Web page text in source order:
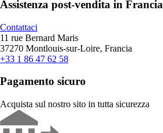
Assistenza post-vendita in Francia
Contattaci
11 rue Bernard Maris
37270 Montlouis-sur-Loire, Francia
+33 1 86 47 62 58
Pagamento sicuro
Acquista sul nostro sito in tutta sicurezza